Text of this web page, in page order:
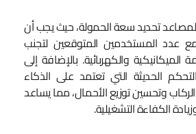
تحديد سعة الحمولة، حيث يجب أن
عدد المستخدمين المتوقعين لتجنب
الميكانيكية والكهربائية. بالإضافة إلى
الحديثة التي تعتمد على الذكاء
وتحسين توزيع الأحمال، مما يساعد
الكفاءة التشغيلية.